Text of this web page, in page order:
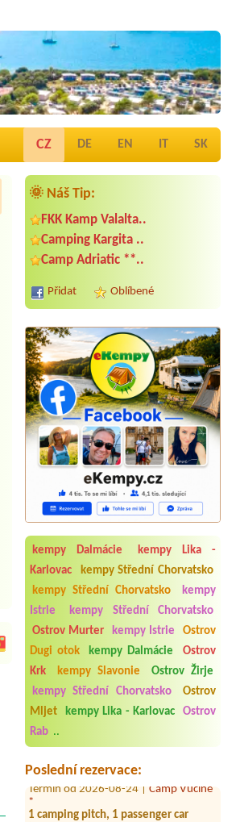
CZ DE EN IT SK
🌞 Náš Tip:
FKK Kamp Valalta..
Camping Kargita ..
Camp Adriatic **..
Přidat Oblíbené
kempy Dalmácie
kempy Lika -
Karlovac
kempy Střední Chorvatsko
kempy Střední Chorvatsko
kempy
Istrie
kempy Střední Chorvatsko
Ostrov Murter
kempy Istrie
Ostrov
Dugi otok
kempy Dalmácie
Ostrov
Krk
kempy Slavonie
Ostrov Žirje
kempy Střední Chorvatsko
Ostrov
Mljet
kempy Lika - Karlovac
Ostrov
Rab ..
Poslední rezervace:
Termín od 2026-08-28 |Camping
Kozarica ****
Termín od 2026-08-24 |
Odmoree ****
1xTent 2 personen
Termín od 2026-08-24 |
*
1 camping pitch, 1 passenger car
(Volvo XC70), 2 adults